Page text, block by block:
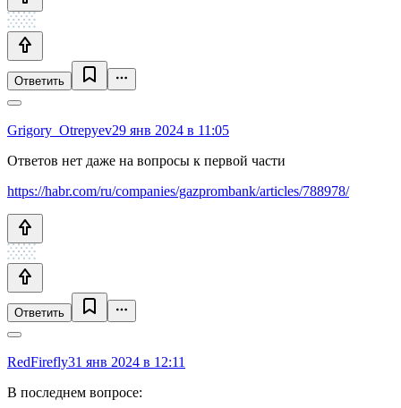
Ответить
Grigory_Otrepyev29 янв 2024 в 11:05
Ответов нет даже на вопросы к первой части
https://habr.com/ru/companies/gazprombank/articles/788978/
Ответить
RedFirefly31 янв 2024 в 12:11
В последнем вопросе: